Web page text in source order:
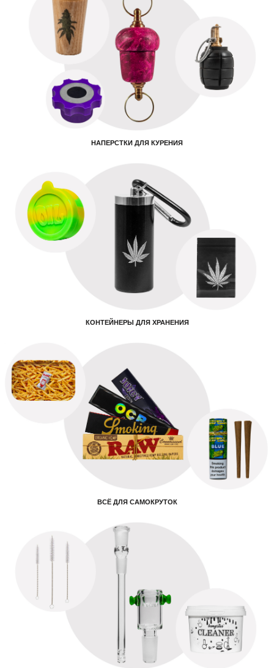
НАПЕРСТКИ ДЛЯ КУРЕНИЯ
КОНТЕЙНЕРЫ ДЛЯ ХРАНЕНИЯ
ВСЁ ДЛЯ САМОКРУТОК